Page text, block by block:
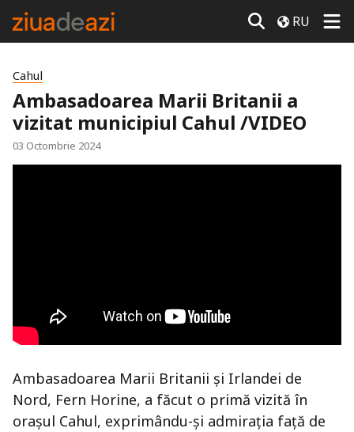
RU
Cahul
Ambasadoarea Marii Britanii a
vizitat municipiul Cahul /VIDEO
03 Octombrie 2024
Ambasadoarea Marii Britanii și Irlandei de
Nord, Fern Horine, a făcut o primă vizită în
orașul Cahul, exprimându-și admirația față de